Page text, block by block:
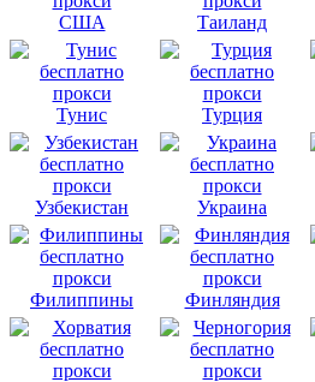
США Таиланд
Тунис Турция
Узбекистан Украина
Филиппины Финляндия